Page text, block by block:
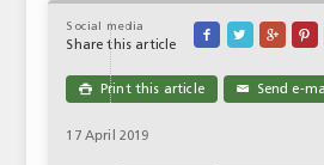
Social media
Share this article
   
 Print this article ✉ Send e-
17 April 2019